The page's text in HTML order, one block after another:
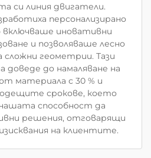
си линия двигатели.
персонализирано
иновативни
и позволяваше лесно
сложни геометрии. Тази
доведе до намаляване на
материала с 30 % и
срокове, което
способност да
решения, отговарящи
на клиентите.